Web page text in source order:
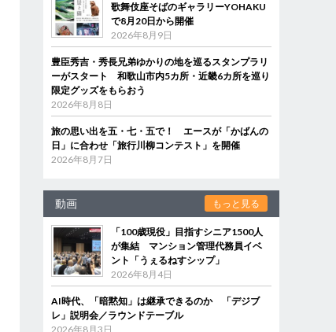
歌舞伎座そばのギャラリーYOHAKU
で8月20日から開催
2026年8月9日
豊臣秀吉・秀長兄弟ゆかりの地を巡るスタンプラリ
ーがスタート 和歌山市内5カ所・近畿6カ所を巡り
限定グッズをもらおう
2026年8月8日
旅の思い出を五・七・五で！ エースが「かばんの
日」に合わせ「旅行川柳コンテスト」を開催
2026年8月7日
動画 もっと見る
「100歳現役」目指すシニア1500人
が集結 マンション管理代務員イベ
ント「うぇるねすシップ」
2026年8月4日
AI時代、「暗黙知」は継承できるのか 「デジブ
レ」説明会／ラウンドテーブル
2026年8月3日